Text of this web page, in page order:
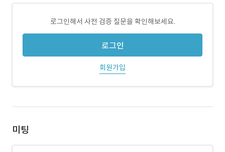
로그인해서 사전 검증 질문을 확인해보세요.
로그인
회원가입
미팅